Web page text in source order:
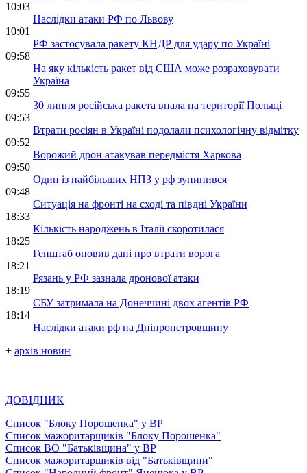
10:03
Наслідки атаки РФ по Львову
10:01
РФ застосувала ракету КНДР для удару по Україні
09:58
На яку кількість ракет від США може розраховувати
Україна
09:55
30 липня російська ракета впала на території Польщі
09:53
Втрати росіян в Україні подолали психологічну відмітку
09:52
Ворожий дрон атакував передмістя Харкова
09:50
Один із найбільших НПЗ у рф зупинився
09:48
Ситуація на фронті на сході та півдні України
18:33
Кількість народжень в Італії скоротилася
18:25
Генштаб оновив дані про втрати ворога
18:21
Рязань у РФ зазнала дронової атаки
18:19
СБУ затримала на Донеччині двох агентів РФ
18:14
Наслідки атаки рф на Дніпропетровщину
+ архів новин
ДОВІДНИК
Список "Блоку Порошенка" у ВР
Список мажоритарщиків "Блоку Порошенка"
Список ВО "Батьківщина" у ВР
Список мажоритарщиків від "Батьківщини"